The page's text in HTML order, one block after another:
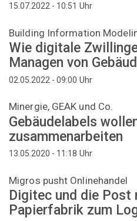
15.07.2022 - 10:51 Uhr
Building Information
Wie digitale
Managen von
02.05.2022 - 09:00 Uhr
Minergie, GEAK und Co.
Gebäudelabels
zusammenarbeiten
13.05.2020 - 11:18 Uhr
Migros pusht Onlinehandel
Digitec und die Post
Papierfabrik zum